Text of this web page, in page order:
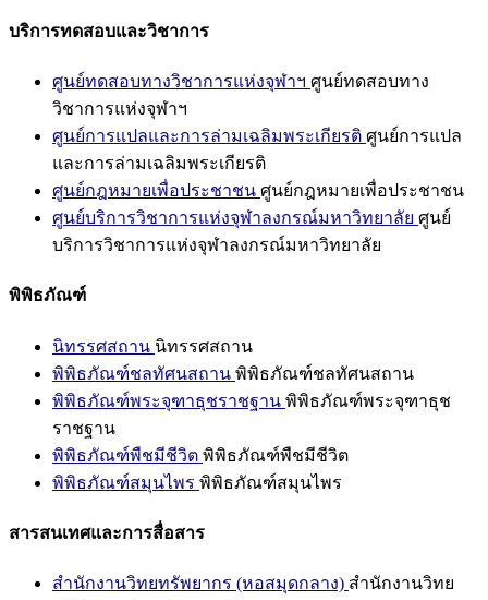
บริการทดสอบและวิชาการ
ศูนย์ทดสอบทางวิชาการแห่งจุฬาฯ ศูนย์ทดสอบทาง
วิชาการแห่งจุฬาฯ
ศูนย์การแปลและการล่ามเฉลิมพระเกียรติ ศูนย์การแปล
และการล่ามเฉลิมพระเกียรติ
ศูนย์กฎหมายเพื่อประชาชน ศูนย์กฎหมายเพื่อประชาชน
ศูนย์บริการวิชาการแห่งจุฬาลงกรณ์มหาวิทยาลัย ศูนย์
บริการวิชาการแห่งจุฬาลงกรณ์มหาวิทยาลัย
พิพิธภัณฑ์
นิทรรศสถาน นิทรรศสถาน
พิพิธภัณฑ์ชลทัศนสถาน พิพิธภัณฑ์ชลทัศนสถาน
พิพิธภัณฑ์พระจุฑาธุชราชฐาน พิพิธภัณฑ์พระจุฑาธุช
ราชฐาน
พิพิธภัณฑ์พืชมีชีวิต พิพิธภัณฑ์พืชมีชีวิต
พิพิธภัณฑ์สมุนไพร พิพิธภัณฑ์สมุนไพร
สารสนเทศและการสื่อสาร
สำนักงานวิทยทรัพยากร (หอสมุดกลาง) สำนักงานวิทย